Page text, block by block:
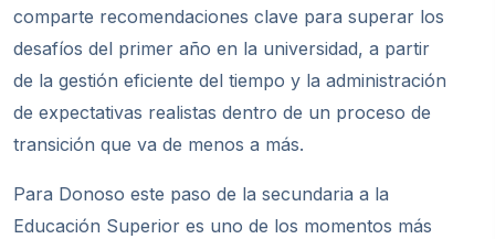
comparte recomendaciones clave para superar los
desafíos del primer año en la universidad, a partir
de la gestión eficiente del tiempo y la administración
de expectativas realistas dentro de un proceso de
transición que va de menos a más.
Para Donoso este paso de la secundaria a la
Educación Superior es uno de los momentos más